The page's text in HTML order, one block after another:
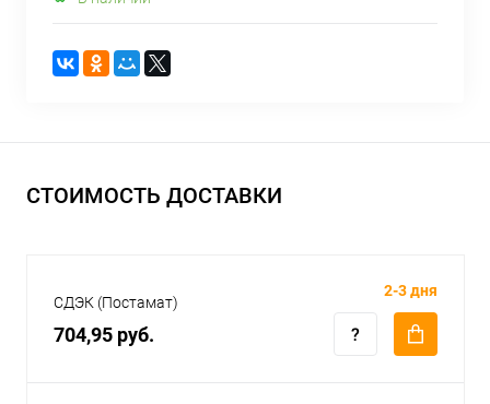
СТОИМОСТЬ ДОСТАВКИ
СДЭК (Постамат)
704,95 руб.
2-3 дня